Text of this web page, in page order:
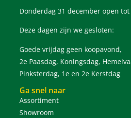
Donderdag 31 december open tot
Deze dagen zijn we gesloten:
Goede vrijdag geen koopavond,
2e Paasdag, Koningsdag,
Pinksterdag, 1e en 2e Kerstdag
Ga snel naar
Assortiment
Showroom